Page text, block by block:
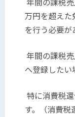
万円を超え
を行う必要が
年間の課税
へ登録したい
特に消費税
す。（消費税